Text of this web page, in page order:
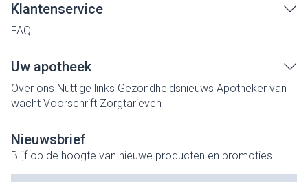
Klantenservice
FAQ
Uw apotheek
Over ons Nuttige links Gezondheidsnieuws Apotheker van
wacht Voorschrift Zorgtarieven
Nieuwsbrief
Blijf op de hoogte van nieuwe producten en promoties